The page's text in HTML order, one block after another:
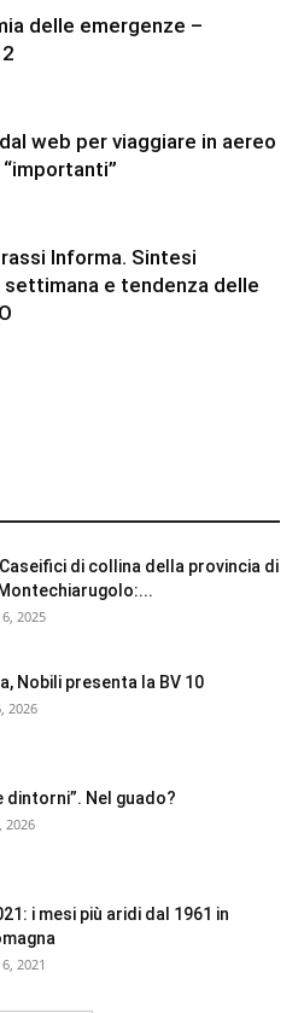
delle emergenze –
web per viaggiare in aereo
Informa. Sintesi
settimana e tendenza delle
Caseifici di collina della provincia di
2025
Nobili presenta la BV 10
2026
dintorni”. Nel guado?
2026
i mesi più aridi dal 1961 in
2021